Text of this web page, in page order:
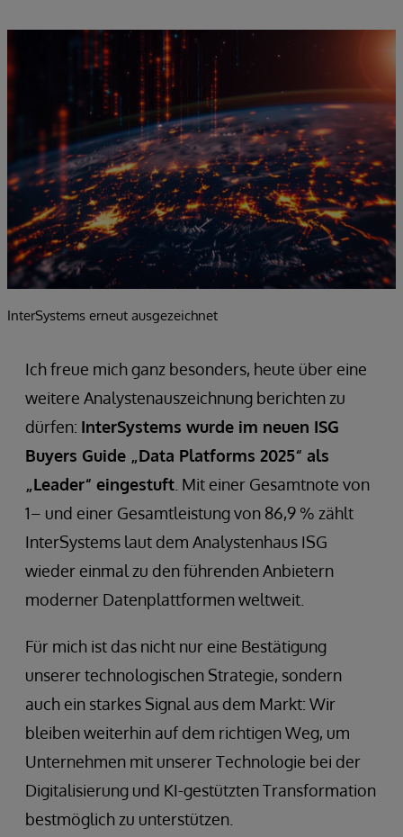
InterSystems erneut ausgezeichnet
Ich freue mich ganz besonders, heute über eine
weitere Analystenauszeichnung berichten zu
dürfen: InterSystems wurde im neuen ISG
Buyers Guide „Data Platforms 2025“ als
„Leader“ eingestuft . Mit einer Gesamtnote von
1– und einer Gesamtleistung von 86,9 % zählt
InterSystems laut dem Analystenhaus ISG
wieder einmal zu den führenden Anbietern
moderner Datenplattformen weltweit.
Für mich ist das nicht nur eine Bestätigung
unserer technologischen Strategie, sondern
auch ein starkes Signal aus dem Markt: Wir
bleiben weiterhin auf dem richtigen Weg, um
Unternehmen mit unserer Technologie bei der
Digitalisierung und KI-gestützten Transformation
bestmöglich zu unterstützen.